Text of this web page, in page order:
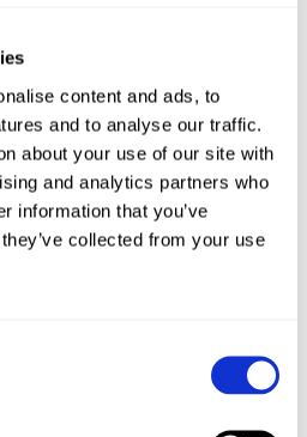
content and ads, to
and to analyse our traffic.
about your use of our site with
and analytics partners who
information that you’ve
collected from your use
projektowania
etap analizy przedwdrożeniowej był
warsztatów. Obejmował analizę
Ownera po stronie Enexon, analizę
sieci hurtowni w Polsce
od softwarehouse (w
ERP oraz PiM –
60.000 produktów na platformie